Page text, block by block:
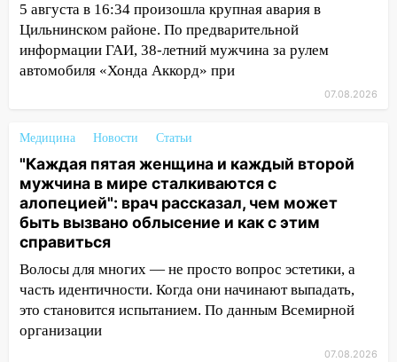
12:10 Ульяновский алиментщик накопил
120 тысяч долга
11:49 Снят режим «Ракетная
опасность» на территории Ульяновской
11:30
Кабмин РФ разрешил до 1 июля
2027 года импорт, выпуск и обращение
бензина Евро 2, Евро 3, Евро 4
11:12 Соцсети: на Рябикова автомобиль
врезался в забор
10:27 Где есть бензин в Ульяновске
днем 6 августа: список АЗС
10:16 Внимание! В Ульяновской области
объявлена ракетная опасность
5 августа в 16:34 произошла крупная авария в
Цильнинском районе. По предварительной
информации ГАИ, 38-летний мужчина за рулем
автомобиля «Хонда Аккорд» при
07.08.2026
Медицина Новости Статьи
"Каждая пятая женщина и каждый второй
мужчина в мире сталкиваются с
алопецией": врач рассказал, чем может
быть вызвано облысение и как с этим
справиться
Волосы для многих — не просто вопрос эстетики, а
часть идентичности. Когда они начинают выпадать,
это становится испытанием. По данным Всемирной
организации
07.08.2026